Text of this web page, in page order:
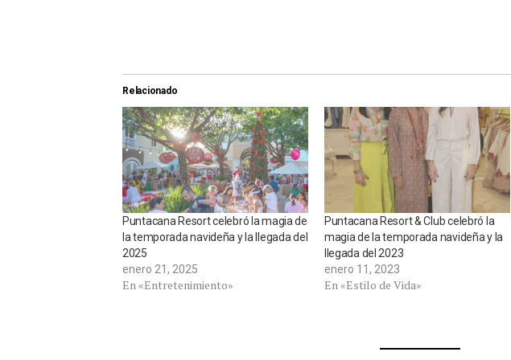
Relacionado
Puntacana Resort celebró la magia de
la temporada navideña y la llegada del
2025
enero 21, 2025
En «Entretenimiento»
Puntacana Resort & Club celebró la
magia de la temporada navideña y la
llegada del 2023
enero 11, 2023
En «Estilo de Vida»